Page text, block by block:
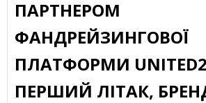
ПАРТНЕРОМ
ФАНДРЕЙЗИНГОВОЇ
ПЛАТФОРМИ
ПЕРШИЙ ЛІТАК,